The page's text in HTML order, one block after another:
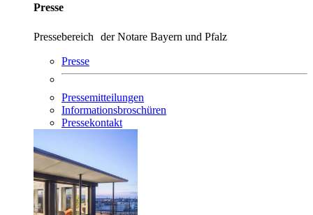
Presse
Pressebereich der Notare Bayern und Pfalz
Presse
Pressemitteilungen
Informationsbroschüren
Pressekontakt